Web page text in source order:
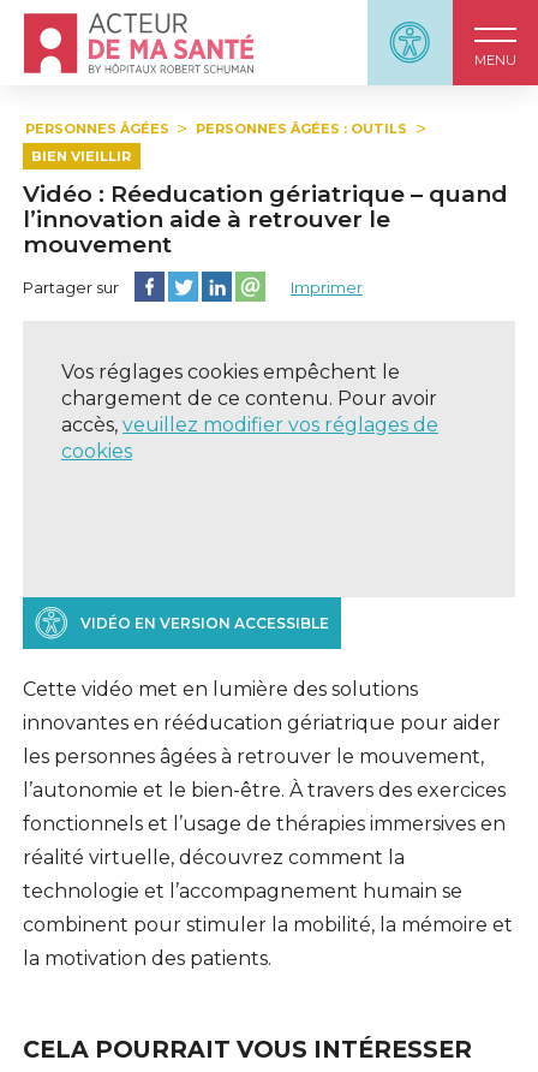
Panneau
MENU
Accueil - Acteur de ma santé, by HôpitauxRobert
PERSONNES ÂGÉES
PERSONNES ÂGÉES : OUTILS
BIEN VIEILLIR
Vidéo : Réeducation gériatrique – quand
l’innovation aide à retrouver le
mouvement
Partager sur Partager cette page sur Facebook
Partager cette page sur Twitter
Partager cette page sur LinkedIn
Partager cette page sur email
Imprimer
Vos réglages cookies empêchent le
chargement de ce contenu. Pour avoir
accès, veuillez modifier vos réglages de
cookies
VIDÉO EN VERSION ACCESSIBLE
Cette vidéo met en lumière des solutions
innovantes en rééducation gériatrique pour aider
les personnes âgées à retrouver le mouvement,
l’autonomie et le bien-être. À travers des exercices
fonctionnels et l’usage de thérapies immersives en
réalité virtuelle, découvrez comment la
technologie et l’accompagnement humain se
combinent pour stimuler la mobilité, la mémoire et
la motivation des patients.
CELA POURRAIT VOUS INTÉRESSER